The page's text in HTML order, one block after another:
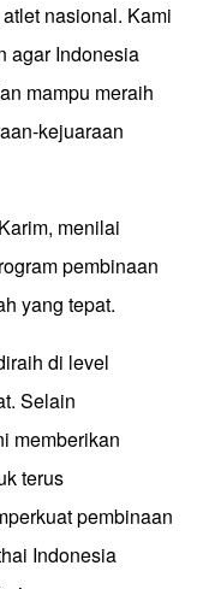
nasional. Kami
agar Indonesia
mampu meraih
kejuaraan
menilai
pembinaan
yang tepat.
di level
Selain
memberikan
terus
pembinaan
Indonesia